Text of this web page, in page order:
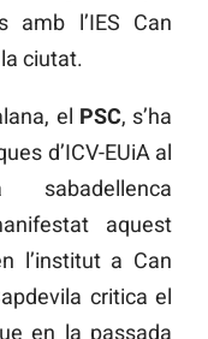
amb l’IES Can
ciutat.
el PSC, s’ha
d’ICV-EUiA al
aquest
l’institut a Can
critica el
en la passada